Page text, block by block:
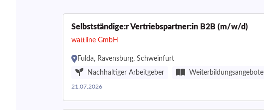
Selbstständige:r Vertriebspartner:in B2B (m/w/d)
wattline GmbH
Fulda, Ravensburg, Schweinfurt
Nachhaltiger Arbeitgeber
Weiterbildungsangebote
21.07.2026